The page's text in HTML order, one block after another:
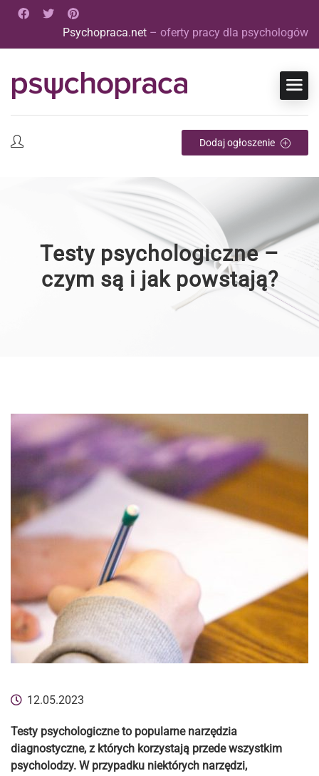
Psychopraca.net – oferty pracy dla psychologów
Dodaj ogłoszenie
Testy psychologiczne –
czym są i jak powstają?
12.05.2023
Testy psychologiczne to popularne narzędzia
diagnostyczne, z których korzystają przede wszystkim
psycholodzy. W przypadku niektórych narzędzi,